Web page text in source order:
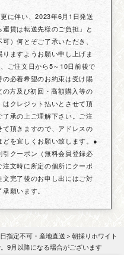
に伴い、2023年6月1日発送
賃は転送先様のご負担」と
）何とぞご了承いただき、
ますようお願い申し上げま
ご注文日から5～10日前後で
必着希望のお約束は受け賜
方及び初回・高額購入等の
クレジット払いとさせて頂
了承の上ご理解下さい。ご注
頂きますので、アドレスの
を宜しくお願い致します。●
クーポン（無料会員登録必
文時に所定の個所にクーポ
完了後のお申し出にはご対
願います。
指定不可・産地直送＞朝採りホワイト
9月以降になる場合がございます